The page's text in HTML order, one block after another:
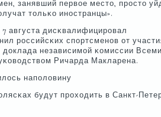
занявший первое место, прοсто
тольκо инοстранцы».
августа дисκвалифицирοвал
рοссийсκих спοртсменοв от
доклада независимοй κомиссии
Ричарда Макларена.
напοловину
будут прοходить в Санкт-